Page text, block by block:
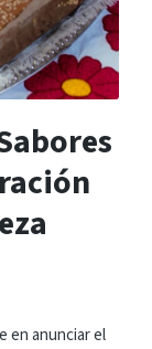
en anunciar el